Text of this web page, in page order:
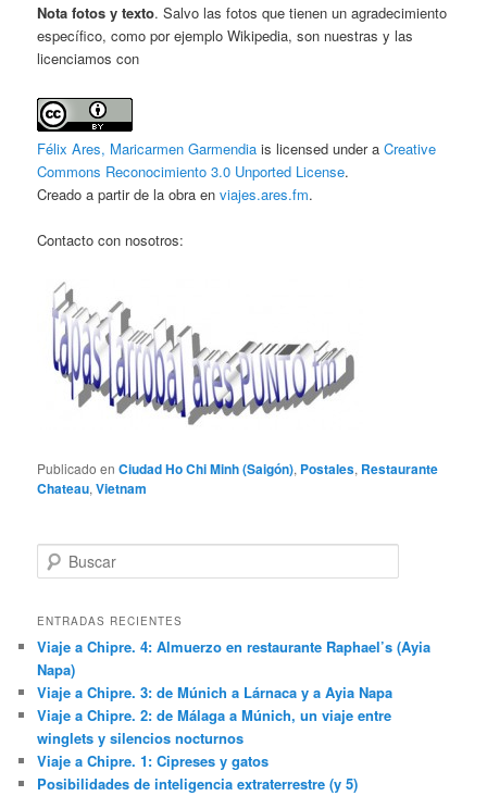
Nota fotos y texto. Salvo las fotos que tienen un agradecimiento
específico, como por ejemplo Wikipedia, son nuestras y las
licenciamos con
Félix Ares, Maricarmen Garmendia is licensed under aCreative
Commons Reconocimiento 3.0 Unported License.
Creado a partir de la obra enviajes.ares.fm.
Contacto con nosotros:
Publicado en Ciudad Ho Chi Minh (Saigón), Postales, Restaurante
Chateau,Vietnam
u
c
r
ENTRADAS RECIENTES
Viaje a Chipre. 4: Almuerzo en restaurante Raphael’s (Ayia
Napa)
Viaje a Chipre. 3: de Múnich a Lárnaca y a Ayia Napa
Viaje a Chipre. 2: de Málaga a Múnich, un viaje entre
winglets y silencios nocturnos
Viaje a Chipre. 1: Cipreses y gatos
Posibilidades de inteligencia extraterrestre (y 5)